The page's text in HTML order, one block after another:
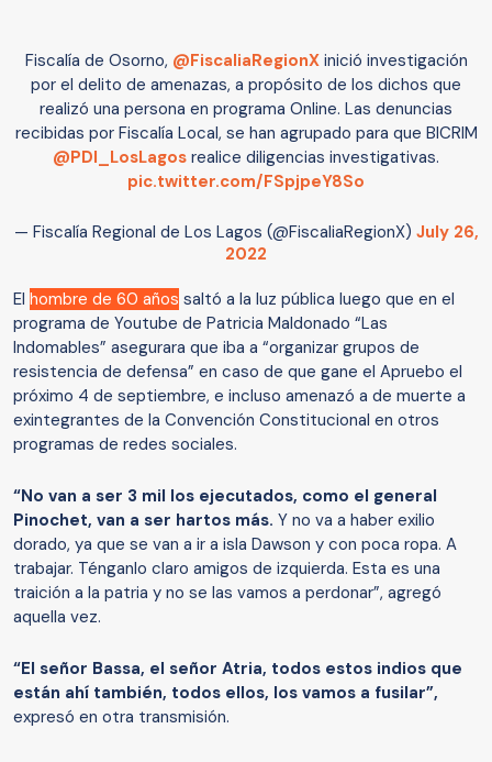
Fiscalía de Osorno, @FiscaliaRegionXinició investigación
por el delito de amenazas, a propósito de los dichos que
realizó una persona en programa Online. Las denuncias
recibidas por Fiscalía Local, se han agrupado para que BICRIM
@PDI_LosLagos realice diligencias investigativas.
pic.twitter.com/FSpjpeY8So
— Fiscalía Regional de Los Lagos (@FiscaliaRegionX) July 26,
2022
El hombre de 60 años saltó a la luz pública luego que en el
programa de Youtube de Patricia Maldonado “Las
Indomables” asegurara que iba a “organizar grupos de
resistencia de defensa” en caso de que gane el Apruebo el
próximo 4 de septiembre, e incluso amenazó a de muerte a
exintegrantes de la Convención Constitucional en otros
programas de redes sociales.
“No van a ser 3 mil los ejecutados, como el general
Pinochet, van a ser hartos más. Y no va a haber exilio
dorado, ya que se van a ir a isla Dawson y con poca ropa. A
trabajar. Ténganlo claro amigos de izquierda. Esta es una
traición a la patria y no se las vamos a perdonar”, agregó
aquella vez.
“El señor Bassa, el señor Atria, todos estos indios que
están ahí también, todos ellos, los vamos a fusilar”,
expresó en otra transmisión.